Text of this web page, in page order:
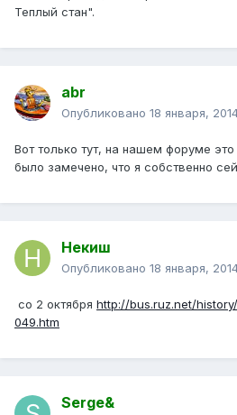
Теплый стан".
abr
Опубликовано 18 января,
Вот только тут, на нашем форуме
было замечено, что я собственно
Некиш
Опубликовано 18 января,
со 2 октября http://bus.ruz.net/
049.htm
Serge&